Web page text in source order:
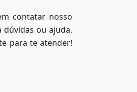
contatar nosso
ou ajuda,
para te atender!